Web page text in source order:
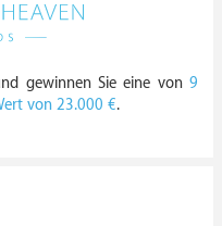
gewinnen Sie eine von 9
von 23.000 €.